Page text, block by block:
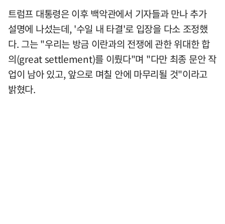
트럼프 대통령은 이후 백악관에서 기자들과 만나 추가
설명에 나섰는데, '수일 내 타결'로 입장을 다소 조정했
다. 그는 "우리는 방금 이란과의 전쟁에 관한 위대한 합
의(great settlement)를 이뤘다"며 "다만 최종 문안 작
업이 남아 있고, 앞으로 며칠 안에 마무리될 것"이라고
밝혔다.